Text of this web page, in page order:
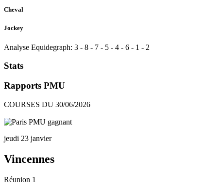
Cheval
Jockey
Analyse Equidegraph: 3 - 8 - 7 - 5 - 4 - 6 - 1 - 2
Stats
Rapports PMU
COURSES DU 30/06/2026
jeudi 23 janvier
Vincennes
Réunion 1